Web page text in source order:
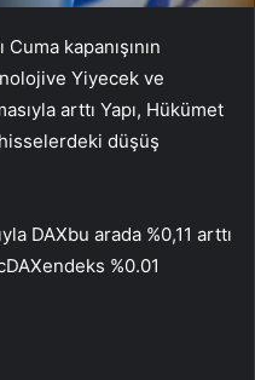
kapanışının
ve Yiyecek ve
arttı Yapı, Hükümet
düşüş
DAXbu arada %0,11 arttı
endeks %0.01